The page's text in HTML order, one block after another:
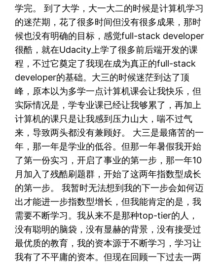
学完。 到了大学，大一大二的时候是计算机学习
的迷茫期，花了很多时间但没有很多成果，那时
候也没有明确的目标，感觉full-stack developer
很酷，就在Udacity上学了很多前后端开发的课
程，不过它奠定了我现在成为真正的full-stack
developer的基础。大三的时候迷茫到达了顶
峰，原本以为多学一点计算机课会让我快乐，但
实际情况是，学专业课已经让我够累了，再加上
计算机的课只是让我感到压力山大，喘不过气
来，导致两头都没有兼顾好。 大三是最痛苦的一
年，那一年是学业的低谷。但那一年暑假我开始
了第一份实习，开启了事业的第一步，那一年10
月加入了残酷刷题群，开始了这两年指数型成长
的第一步。 我暂时无法想到我的下一步会如何迈
出才能进一步指数型增长，但我能肯定的是，我
需要不断学习。我从来不是那种top-tier的人，
没有聪明的脑袋，没有显赫的背景，没有接受过
最优质的教育，我的资本源于不断学习，学习让
我有了不平庸的资本。但现在回顾一下过去一两